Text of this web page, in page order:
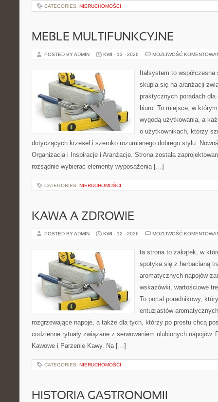
CATEGORIES: NIERUCHOMOŚCI
MEBLE MULTIFUNKCYJNE
POSTED BY ADMIN KWI - 13 - 2026 MOŻLIWOŚĆ
Italsystem to
skupia się na aranżacji
praktycznych poradach
biuro. To miejsce, w
wygodą użytkowania, a
o użytkownikach, którzy
dotyczących krzeseł i szeroko rozumianego dobrego stylu.
Organizacja i Inspiracje i Aranżacje. Strona została
rozsądnie wybierać elementy wyposażenia […]
CATEGORIES: NIERUCHOMOŚCI
KAWA A ZDROWIE
POSTED BY ADMIN KWI - 12 - 2026 MOŻLIWOŚĆ
ta strona to zakątek, w
spotyka się z herbacianą
aromatycznych napojów
wskazówki, wartościowe
To portal poradnikowy,
entuzjastów
rozgrzewające napoje, a także dla tych, którzy po prostu chcą
codzienne rytuały związane z serwowaniem ulubionych napojów.
Kawowe i Parzenie Kawy. Na […]
CATEGORIES: NIERUCHOMOŚCI
HISTORIA GASTRONOMII